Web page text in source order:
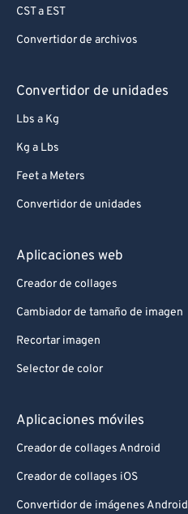
CST a EST
Convertidor de archivos
Convertidor de unidades
Lbs a Kg
Kg a Lbs
Feet a Meters
Convertidor de unidades
Aplicaciones web
Creador de collages
Cambiador de tamaño de imagen
Recortar imagen
Selector de color
Aplicaciones móviles
Creador de collages Android
Creador de collages iOS
Convertidor de imágenes Android